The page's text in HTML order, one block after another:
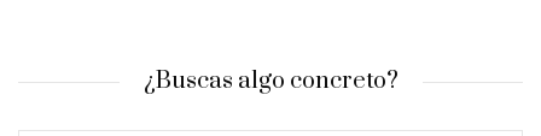
¿Buscas algo concreto?